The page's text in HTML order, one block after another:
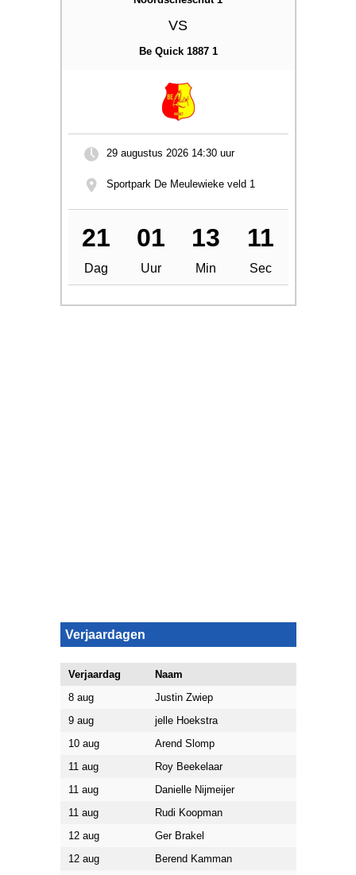
VS
Be Quick 1887 1
29 augustus 2026 14:30 uur
Sportpark De Meulewieke veld 1
21
Dag
01
Uur
13
Min
10
Sec
Verjaardagen
Verjaardag
Naam
8 aug
Justin Zwiep
9 aug
jelle Hoekstra
10 aug
Arend Slomp
11 aug
Roy Beekelaar
11 aug
Danielle Nijmeijer
11 aug
Rudi Koopman
12 aug
Ger Brakel
12 aug
Berend Kamman